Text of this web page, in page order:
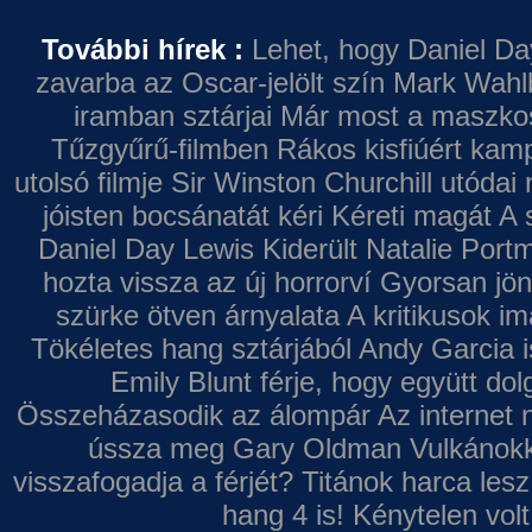
További hírek : Lehet, hogy Daniel
zavarba az Oscar-jelölt szín Mark
iramban sztárjai Már most a
Tűzgyűrű-filmben Rákos kisfiúért
utolsó filmje Sir Winston Churchill utódai
jóisten bocsánatát kéri Kéreti magát A
Daniel Day Lewis Kiderült Natalie
hozta vissza az új horrorví Gyorsan
szürke ötven árnyalata A kritikusok
Tökéletes hang sztárjából Andy Garcia
Emily Blunt férje, hogy együtt
Összeházasodik az álompár Az internet
ússza meg Gary Oldman
visszafogadja a férjét? Titánok harca
hang 4 is! Kénytelen